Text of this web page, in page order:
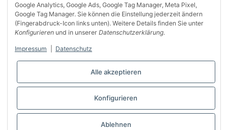
Google Analytics, Google Ads, Google Tag Manager, Meta Pixel,
Google Tag Manager. Sie können die Einstellung jederzeit ändern
(Fingerabdruck-Icon links unten). Weitere Details finden Sie unter
Konfigurieren und in unserer Datenschutzerklärung.
Impressum Datenschutz
Alle akzeptieren
Konfigurieren
Ablehnen
Über uns
Informationen
Bequem bezahlen